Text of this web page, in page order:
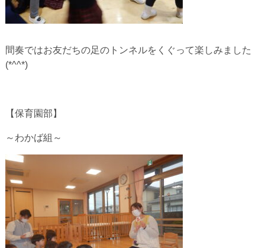
間奏ではお友だちの足のトンネルをくぐって楽しみました
(*^^*)
【保育園部】
～わかば組～